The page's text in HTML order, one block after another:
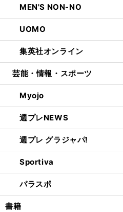
MEN'S NON-NO
UOMO
集英社オンライン
芸能・情報・スポーツ
Myojo
週プレNEWS
週プレ グラジャパ!
Sportiva
パラスポ
書籍